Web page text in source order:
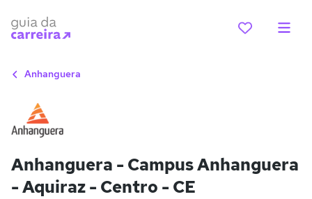
Anhanguera
Anhanguera - Campus Anhanguera
- Aquiraz - Centro - CE